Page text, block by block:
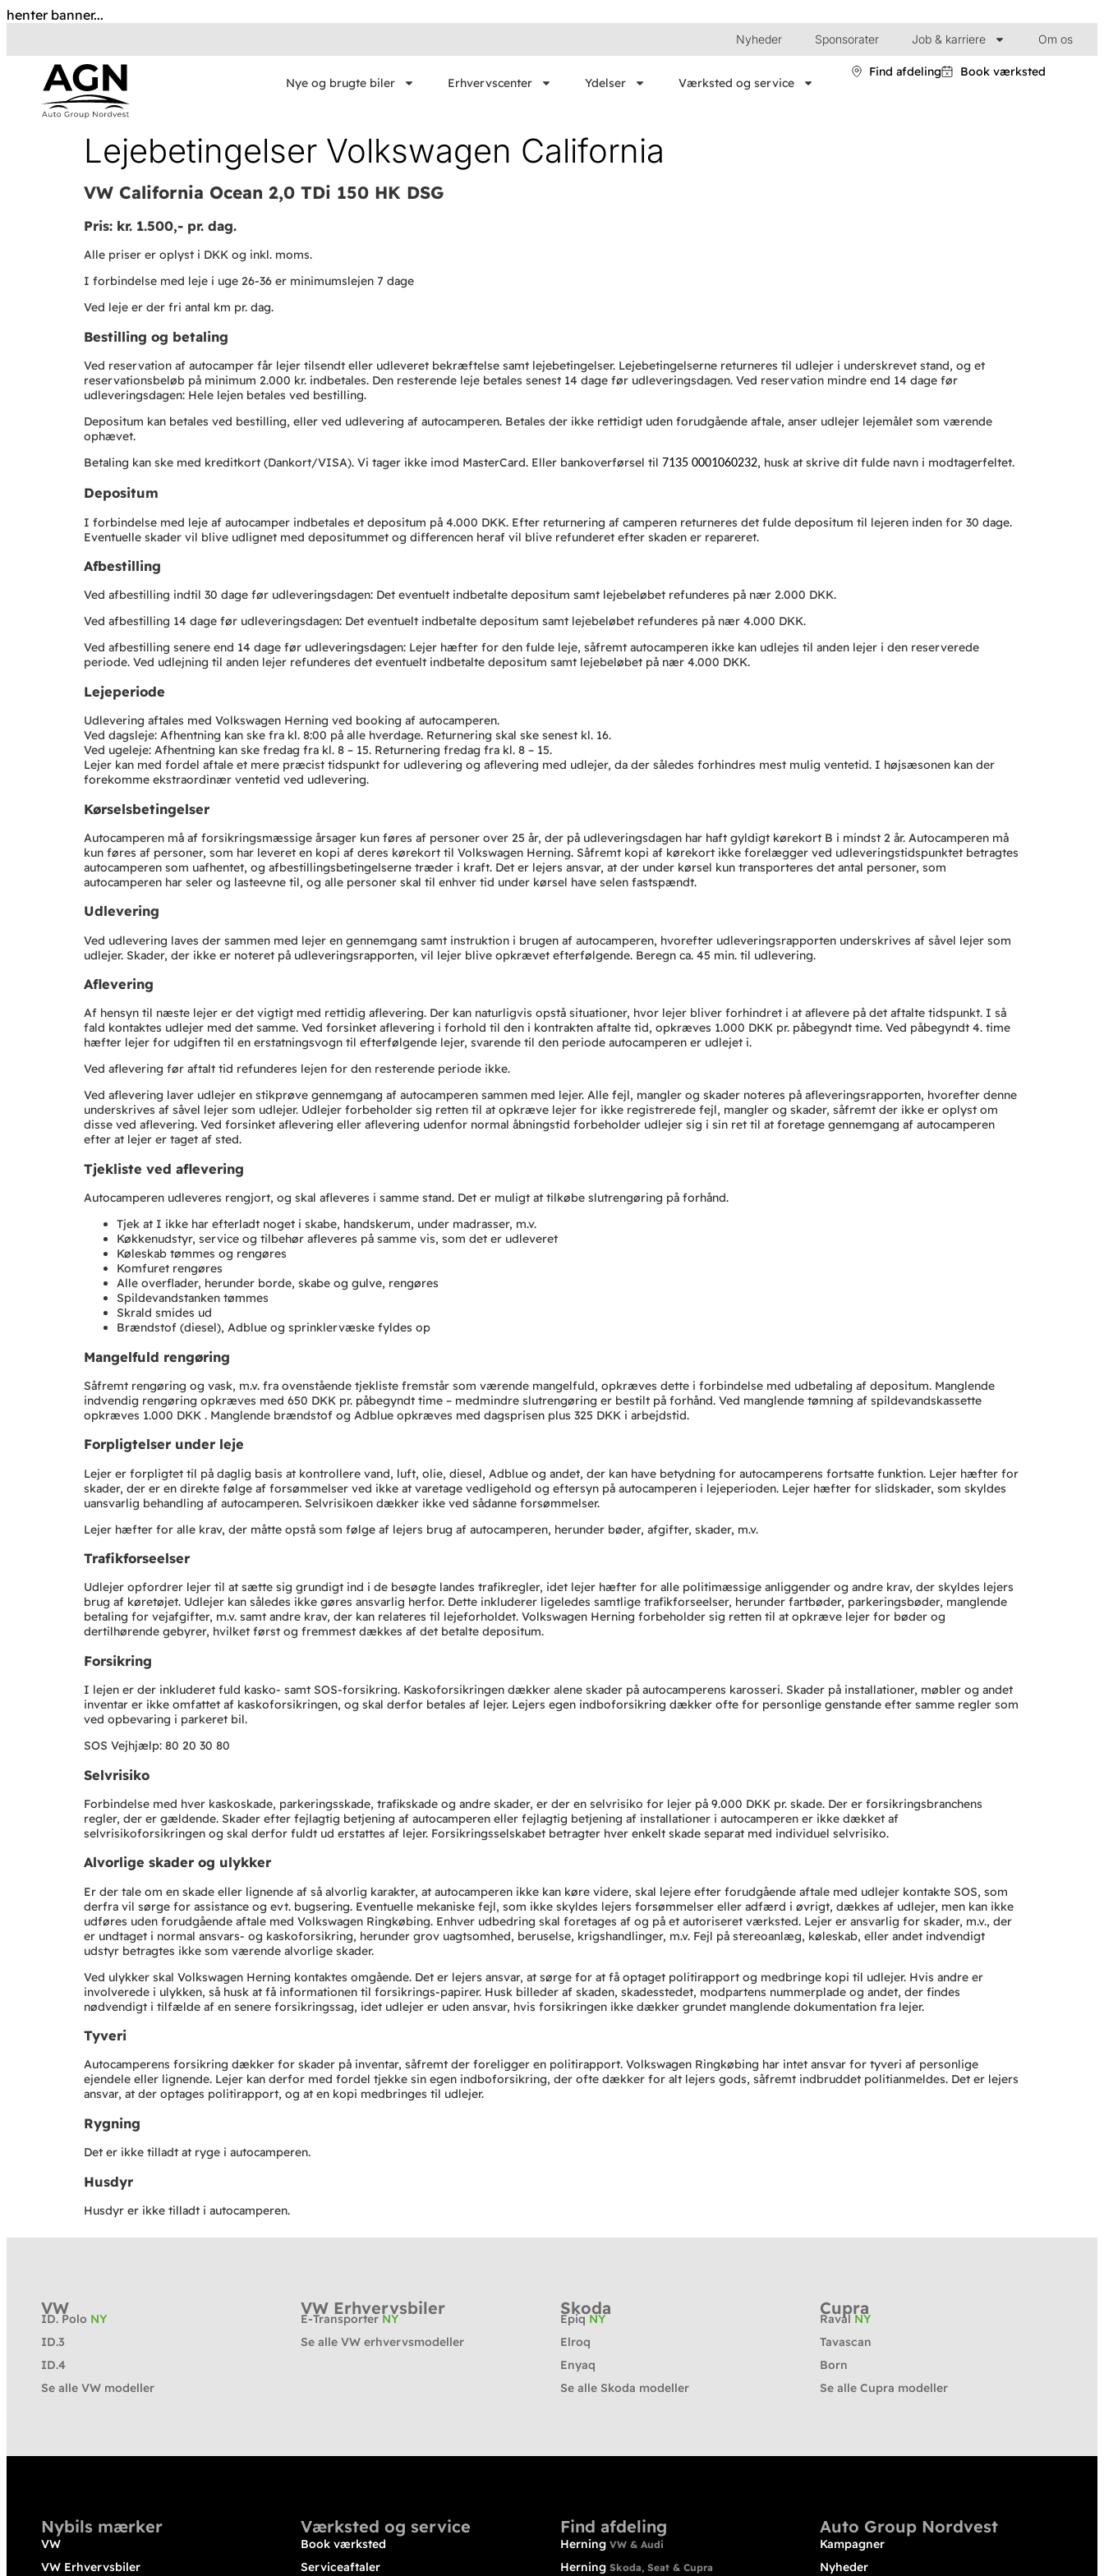
henter banner...
Nyheder Sponsorater Job & karriere Om os
Nye og brugte biler Erhvervscenter Ydelser Værksted og service
Find afdeling Book værksted
Lejebetingelser Volkswagen California
VW California Ocean 2,0 TDi 150 HK DSG
Pris: kr. 1.500,- pr. dag.
Alle priser er oplyst i DKK og inkl. moms.
I forbindelse med leje i uge 26-36 er minimumslejen 7 dage
Ved leje er der fri antal km pr. dag.
Bestilling og betaling
Ved reservation af autocamper får lejer tilsendt eller udleveret bekræftelse samt lejebetingelser. Lejebetingelserne returneres til udlejer i underskrevet stand, og et
reservationsbeløb på minimum 2.000 kr. indbetales. Den resterende leje betales senest 14 dage før udleveringsdagen. Ved reservation mindre end 14 dage før
udleveringsdagen: Hele lejen betales ved bestilling.
Depositum kan betales ved bestilling, eller ved udlevering af autocamperen. Betales der ikke rettidigt uden forudgående aftale, anser udlejer lejemålet som værende
ophævet.
Betaling kan ske med kreditkort (Dankort/VISA). Vi tager ikke imod MasterCard. Eller bankoverførsel til 7135 0001060232, husk at skrive dit fulde navn i modtagerfeltet.
Depositum
I forbindelse med leje af autocamper indbetales et depositum på 4.000 DKK. Efter returnering af camperen returneres det fulde depositum til lejeren inden for 30 dage.
Eventuelle skader vil blive udlignet med depositummet og differencen heraf vil blive refunderet efter skaden er repareret.
Afbestilling
Ved afbestilling indtil 30 dage før udleveringsdagen: Det eventuelt indbetalte depositum samt lejebeløbet refunderes på nær 2.000 DKK.
Ved afbestilling 14 dage før udleveringsdagen: Det eventuelt indbetalte depositum samt lejebeløbet refunderes på nær 4.000 DKK.
Ved afbestilling senere end 14 dage før udleveringsdagen: Lejer hæfter for den fulde leje, såfremt autocamperen ikke kan udlejes til anden lejer i den reserverede
periode. Ved udlejning til anden lejer refunderes det eventuelt indbetalte depositum samt lejebeløbet på nær 4.000 DKK.
Lejeperiode
Udlevering aftales med Volkswagen Herning ved booking af autocamperen.
Ved dagsleje: Afhentning kan ske fra kl. 8:00 på alle hverdage. Returnering skal ske senest kl. 16.
Ved ugeleje: Afhentning kan ske fredag fra kl. 8 – 15. Returnering fredag fra kl. 8 – 15.
Lejer kan med fordel aftale et mere præcist tidspunkt for udlevering og aflevering med udlejer, da der således forhindres mest mulig ventetid. I højsæsonen kan der
forekomme ekstraordinær ventetid ved udlevering.
Kørselsbetingelser
Autocamperen må af forsikringsmæssige årsager kun føres af personer over 25 år, der på udleveringsdagen har haft gyldigt kørekort B i mindst 2 år. Autocamperen må
kun føres af personer, som har leveret en kopi af deres kørekort til Volkswagen Herning. Såfremt kopi af kørekort ikke forelægger ved udleveringstidspunktet betragtes
autocamperen som uafhentet, og afbestillingsbetingelserne træder i kraft. Det er lejers ansvar, at der under kørsel kun transporteres det antal personer, som
autocamperen har seler og lasteevne til, og alle personer skal til enhver tid under kørsel have selen fastspændt.
Udlevering
Ved udlevering laves der sammen med lejer en gennemgang samt instruktion i brugen af autocamperen, hvorefter udleveringsrapporten underskrives af såvel lejer som
udlejer. Skader, der ikke er noteret på udleveringsrapporten, vil lejer blive opkrævet efterfølgende. Beregn ca. 45 min. til udlevering.
Aflevering
Af hensyn til næste lejer er det vigtigt med rettidig aflevering. Der kan naturligvis opstå situationer, hvor lejer bliver forhindret i at aflevere på det aftalte tidspunkt. I så
fald kontaktes udlejer med det samme. Ved forsinket aflevering i forhold til den i kontrakten aftalte tid, opkræves 1.000 DKK pr. påbegyndt time. Ved påbegyndt 4. time
hæfter lejer for udgiften til en erstatningsvogn til efterfølgende lejer, svarende til den periode autocamperen er udlejet i.
Ved aflevering før aftalt tid refunderes lejen for den resterende periode ikke.
Ved aflevering laver udlejer en stikprøve gennemgang af autocamperen sammen med lejer. Alle fejl, mangler og skader noteres på afleveringsrapporten, hvorefter denne
underskrives af såvel lejer som udlejer. Udlejer forbeholder sig retten til at opkræve lejer for ikke registrerede fejl, mangler og skader, såfremt der ikke er oplyst om
disse ved aflevering. Ved forsinket aflevering eller aflevering udenfor normal åbningstid forbeholder udlejer sig i sin ret til at foretage gennemgang af autocamperen
efter at lejer er taget af sted.
Tjekliste ved aflevering
Autocamperen udleveres rengjort, og skal afleveres i samme stand. Det er muligt at tilkøbe slutrengøring på forhånd.
Tjek at I ikke har efterladt noget i skabe, handskerum, under madrasser, m.v.
Køkkenudstyr, service og tilbehør afleveres på samme vis, som det er udleveret
Køleskab tømmes og rengøres
Komfuret rengøres
Alle overflader, herunder borde, skabe og gulve, rengøres
Spildevandstanken tømmes
Skrald smides ud
Brændstof (diesel), Adblue og sprinklervæske fyldes op
Mangelfuld rengøring
Såfremt rengøring og vask, m.v. fra ovenstående tjekliste fremstår som værende mangelfuld, opkræves dette i forbindelse med udbetaling af depositum. Manglende
indvendig rengøring opkræves med 650 DKK pr. påbegyndt time – medmindre slutrengøring er bestilt på forhånd. Ved manglende tømning af spildevandskassette
opkræves 1.000 DKK . Manglende brændstof og Adblue opkræves med dagsprisen plus 325 DKK i arbejdstid.
Forpligtelser under leje
Lejer er forpligtet til på daglig basis at kontrollere vand, luft, olie, diesel, Adblue og andet, der kan have betydning for autocamperens fortsatte funktion. Lejer hæfter for
skader, der er en direkte følge af forsømmelser ved ikke at varetage vedligehold og eftersyn på autocamperen i lejeperioden. Lejer hæfter for slidskader, som skyldes
uansvarlig behandling af autocamperen. Selvrisikoen dækker ikke ved sådanne forsømmelser.
Lejer hæfter for alle krav, der måtte opstå som følge af lejers brug af autocamperen, herunder bøder, afgifter, skader, m.v.
Trafikforseelser
Udlejer opfordrer lejer til at sætte sig grundigt ind i de besøgte landes trafikregler, idet lejer hæfter for alle politimæssige anliggender og andre krav, der skyldes lejers
brug af køretøjet. Udlejer kan således ikke gøres ansvarlig herfor. Dette inkluderer ligeledes samtlige trafikforseelser, herunder fartbøder, parkeringsbøder, manglende
betaling for vejafgifter, m.v. samt andre krav, der kan relateres til lejeforholdet. Volkswagen Herning forbeholder sig retten til at opkræve lejer for bøder og
dertilhørende gebyrer, hvilket først og fremmest dækkes af det betalte depositum.
Forsikring
I lejen er der inkluderet fuld kasko- samt SOS-forsikring. Kaskoforsikringen dækker alene skader på autocamperens karosseri. Skader på installationer, møbler og andet
inventar er ikke omfattet af kaskoforsikringen, og skal derfor betales af lejer. Lejers egen indboforsikring dækker ofte for personlige genstande efter samme regler som
ved opbevaring i parkeret bil.
SOS Vejhjælp: 80 20 30 80
Selvrisiko
Forbindelse med hver kaskoskade, parkeringsskade, trafikskade og andre skader, er der en selvrisiko for lejer på 9.000 DKK pr. skade. Der er forsikringsbranchens
regler, der er gældende. Skader efter fejlagtig betjening af autocamperen eller fejlagtig betjening af installationer i autocamperen er ikke dækket af
selvrisikoforsikringen og skal derfor fuldt ud erstattes af lejer. Forsikringsselskabet betragter hver enkelt skade separat med individuel selvrisiko.
Alvorlige skader og ulykker
Er der tale om en skade eller lignende af så alvorlig karakter, at autocamperen ikke kan køre videre, skal lejere efter forudgående aftale med udlejer kontakte SOS, som
derfra vil sørge for assistance og evt. bugsering. Eventuelle mekaniske fejl, som ikke skyldes lejers forsømmelser eller adfærd i øvrigt, dækkes af udlejer, men kan ikke
udføres uden forudgående aftale med Volkswagen Ringkøbing. Enhver udbedring skal foretages af og på et autoriseret værksted. Lejer er ansvarlig for skader, m.v., der
er undtaget i normal ansvars- og kaskoforsikring, herunder grov uagtsomhed, beruselse, krigshandlinger, m.v. Fejl på stereoanlæg, køleskab, eller andet indvendigt
udstyr betragtes ikke som værende alvorlige skader.
Ved ulykker skal Volkswagen Herning kontaktes omgående. Det er lejers ansvar, at sørge for at få optaget politirapport og medbringe kopi til udlejer. Hvis andre er
involverede i ulykken, så husk at få informationen til forsikrings-papirer. Husk billeder af skaden, skadesstedet, modpartens nummerplade og andet, der findes
nødvendigt i tilfælde af en senere forsikringssag, idet udlejer er uden ansvar, hvis forsikringen ikke dækker grundet manglende dokumentation fra lejer.
Tyveri
Autocamperens forsikring dækker for skader på inventar, såfremt der foreligger en politirapport. Volkswagen Ringkøbing har intet ansvar for tyveri af personlige
ejendele eller lignende. Lejer kan derfor med fordel tjekke sin egen indboforsikring, der ofte dækker for alt lejers gods, såfremt indbruddet politianmeldes. Det er lejers
ansvar, at der optages politirapport, og at en kopi medbringes til udlejer.
Rygning
Det er ikke tilladt at ryge i autocamperen.
Husdyr
Husdyr er ikke tilladt i autocamperen.
VW
ID. Polo NY
ID.3
ID.4
Se alle VW modeller
VW Erhvervsbiler
E-TransporterNY
Se alle VW erhvervsmodeller
Skoda
EpiqNY
Elroq
Enyaq
Se alle Skoda modeller
Cupra
RavalNY
Tavascan
Born
Se alle Cupra modeller
Nybils mærker
VW
VW Erhvervsbiler
Værksted og service
Book værksted
Serviceaftaler
Find afdeling
Herning VW & Audi
Herning Skoda, Seat & Cupra
Auto Group Nordvest
Kampagner
Nyheder